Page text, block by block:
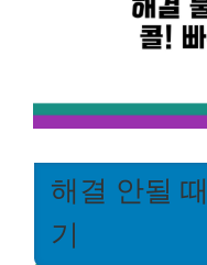
해결 안될
기